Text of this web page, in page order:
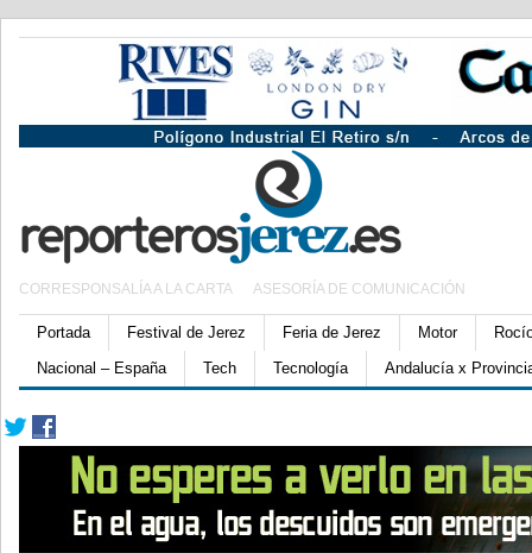
CORRESPONSALÍA A LA CARTA ASESORÍA DE COMUNICACIÓN
Portada Festival de Jerez Feria de Jerez Motor
Nacional – España
Tech Tecnología Andalucía x